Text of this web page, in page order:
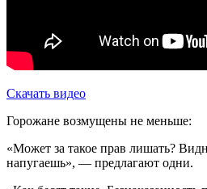
Скачать видео
Горожане возмущены не меньше:
«Может за такое прав лишать?
напугаешь», — предлагают одни.